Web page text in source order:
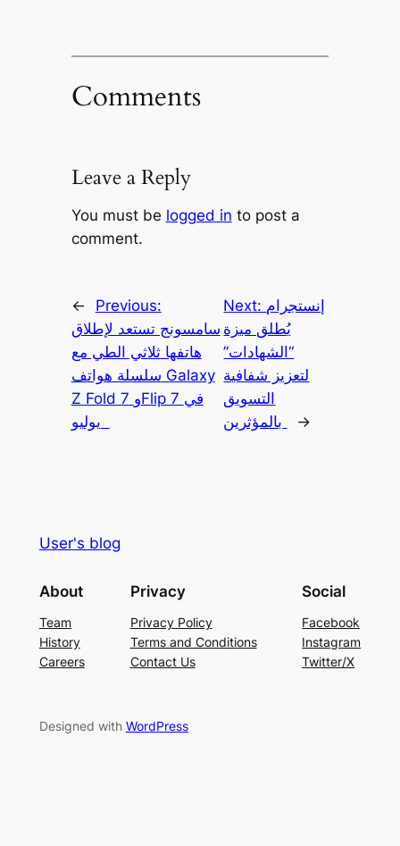
Comments
Leave a Reply
You must be logged in to post a
comment.
←
Previous:
سامسونج تستعد لإطلاق
هاتفها ثلاثي الطي مع
سلسلة هواتف Galaxy
Z Fold 7 وFlip 7 في
Next: إنستجرام
يُطلق ميزة
“الشهادات”
لتعزيز شفافية
التسويق
→
User's blog
About
Team
History
Careers
Privacy
Privacy Policy
Terms and Conditions
Contact Us
Social
Facebook
Instagram
Twitter/X
Designed with WordPress